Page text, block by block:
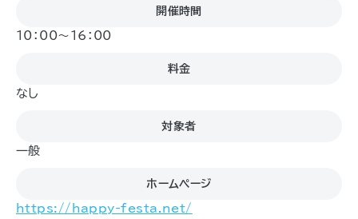
開催時間
10：00～16：00
料金
なし
対象者
一般
ホームページ
https://happy-festa.net/